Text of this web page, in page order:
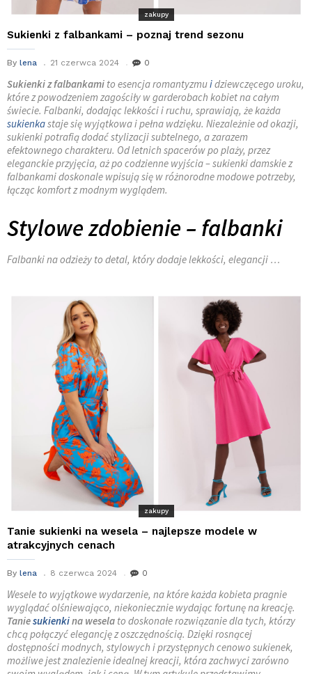
zakupy
Sukienki z falbankami – poznaj trend sezonu
By lena 21 czerwca 2024 0
Sukienki z falbankami to esencja romantyzmuidziewczęcego uroku,
które z powodzeniem zagościły w garderobach kobiet na całym
świecie. Falbanki, dodając lekkości i ruchu, sprawiają, że każda
sukienkastaje się wyjątkowa i pełna wdzięku. Niezależnie od okazji,
sukienki potrafią dodać stylizacji subtelnego, a zarazem
efektownego charakteru. Od letnich spacerów po plaży, przez
eleganckie przyjęcia, aż po codzienne wyjścia – sukienki damskie z
falbankami doskonale wpisują się w różnorodne modowe potrzeby,
łącząc komfort z modnym wyglądem.
Stylowe zdobienie – falbanki
Falbanki na odzieży to detal, który dodaje lekkości, elegancji …
zakupy
Tanie sukienki na wesela – najlepsze modele w
atrakcyjnych cenach
By lena 8 czerwca 2024 0
Wesele to wyjątkowe wydarzenie, na które każda kobieta pragnie
wyglądać olśniewająco, niekoniecznie wydając fortunę na kreację.
Taniesukienkina wesela to doskonałe rozwiązanie dla tych, którzy
chcą połączyć elegancję z oszczędnością. Dzięki rosnącej
dostępności modnych, stylowych i przystępnych cenowo sukienek,
możliwe jest znalezienie idealnej kreacji, która zachwyci zarówno